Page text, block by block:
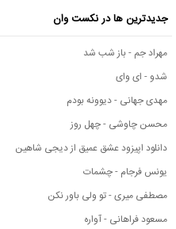
جدیدترین ها در نکست وان
مهراد جم - باز شب شد
شدو - ای وای
مهدی جهانی - دیوونه بودم
محسن چاوشی - چهل روز
دانلود اپیزود عشق عمیق از دیجی شاهین
یونس فرجام - چشمات
مصطفی میری - تو ولی باور نکن
مسعود فراهانی - آواره